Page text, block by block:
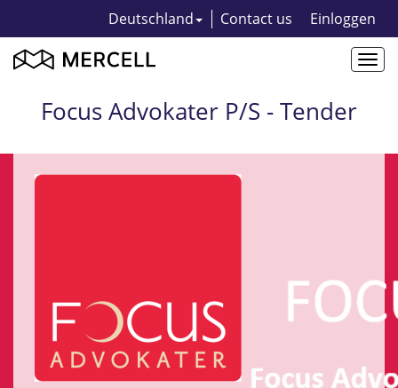
Deutschland Contact us Einloggen
Focus Advokater P/S - Tender